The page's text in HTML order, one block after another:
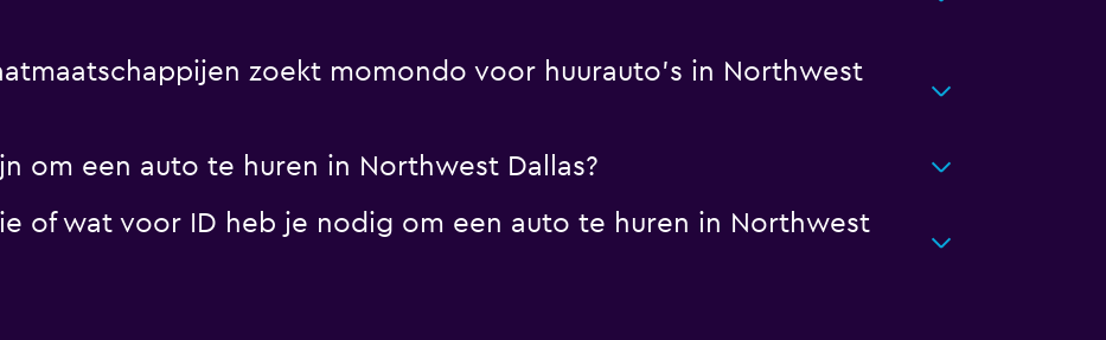
zoekt momondo voor huurauto's in Northwest
om een auto te huren in Northwest Dallas?
of wat voor ID heb je nodig om een auto te huren in Northwest